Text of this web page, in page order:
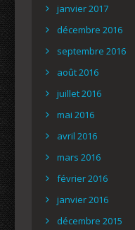
janvier 2017
décembre 2016
septembre 2016
août 2016
juillet 2016
mai 2016
avril 2016
mars 2016
février 2016
janvier 2016
décembre 2015